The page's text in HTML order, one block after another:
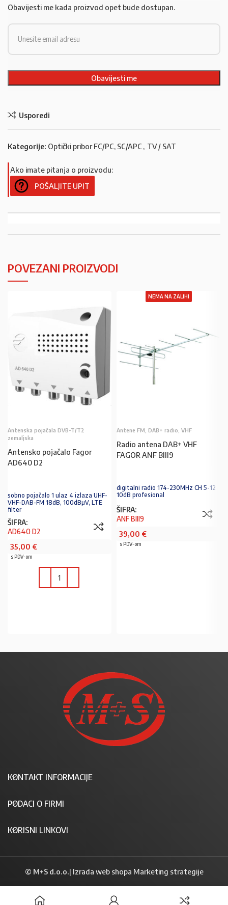
Obavijesti me kada proizvod opet bude dostupan.
Usporedi
Kategorije: Optički pribor FC/PC, SC/APC , TV / SAT
Ako imate pitanja o proizvodu:
POŠALJITE UPIT
POVEZANI PROIZVODI
Antenska pojačala DVB-T/T2
zemaljska
Antensko pojačalo Fagor
AD640 D2
sobno pojačalo 1 ulaz 4 izlaza UHF-
VHF-DAB-FM 18dB, 100dBµV, LTE
filter
ŠIFRA:
AD640 D2
35,00 €
s PDV-om
NEMA NA ZALIHI
Antene FM, DAB+ radio, VHF
Radio antena DAB+ VHF
FAGOR ANF BIII9
digitalni radio 174-230MHz CH 5-12
10dB profesional
ŠIFRA:
ANF BIII9
39,00 €
s PDV-om
KONTAKT INFORMACIJE
PODACI O FIRMI
KORISNI LINKOVI
© M+S d.o.o.| Izrada web shopa Marketing strategije